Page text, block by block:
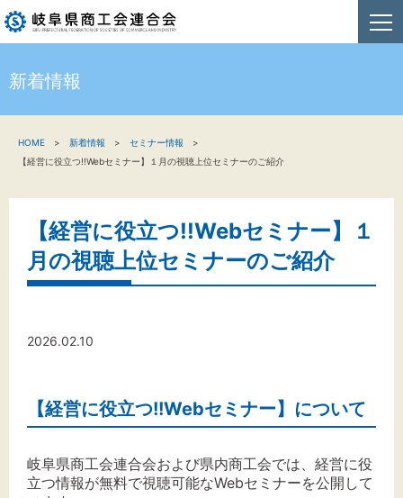
新着情報
関係機関の方へ
商工会連合会について
文字サイズ
新着情報
HOME 新着情報
セミナー情報
【経営に役立つ!!Webセミナー】１月の視聴上位セミナーのご紹介
【経営に役立つ!!Webセミナー】１
月の視聴上位セミナーのご紹介
2026.02.10
【経営に役立つ!!Webセミナー】について
岐阜県商工会連合会および県内商工会では、経営に役
立つ情報が無料で視聴可能なWebセミナーを公開して